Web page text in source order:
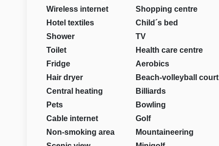
Wireless internet
Hotel textiles
Shower
Toilet
Fridge
Hair dryer
Central heating
Pets
Cable internet
Non-smoking area
Shopping centre
Child´s bed
TV
Health care centre
Aerobics
Beach-volleyball court
Billiards
Bowling
Golf
Mountaineering